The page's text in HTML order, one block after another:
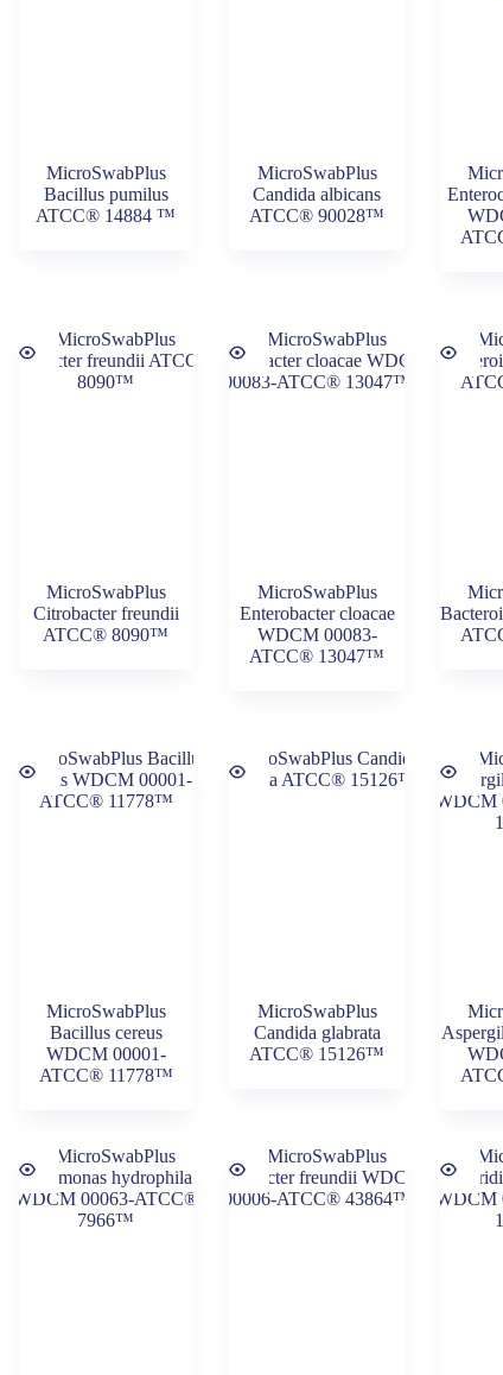
MicroSwabPlus
Bacillus pumilus
ATCC® 14884 ™
MicroSwabPlus
Candida albicans
ATCC® 90028™
MicroSwabPlus
Citrobacter freundii
ATCC® 8090™
MicroSwabPlus
Enterobacter cloacae
WDCM 00083-
ATCC® 13047™
MicroSwabPlus
Bacillus cereus
WDCM 00001-
ATCC® 11778™
MicroSwabPlus
Candida glabrata
ATCC® 15126™